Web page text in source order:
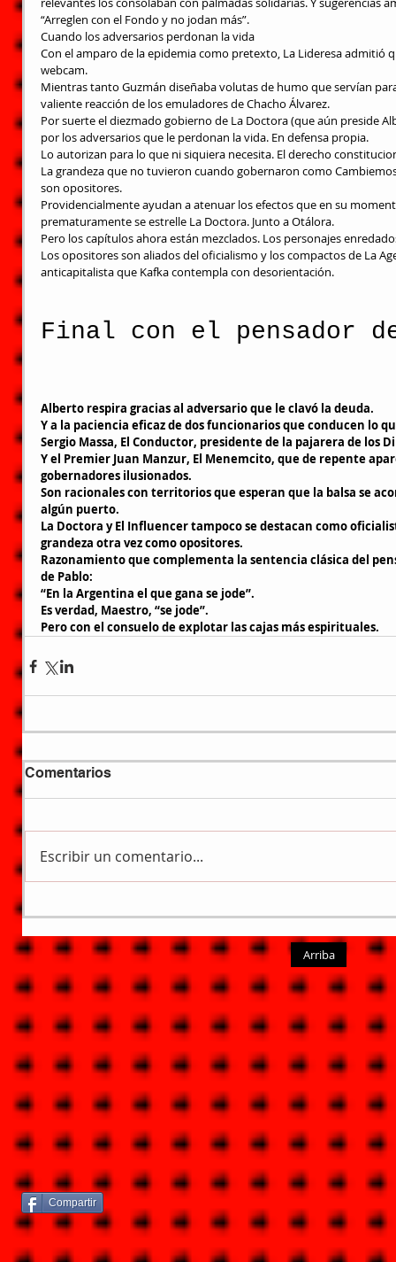
“Arreglen con el Fondo y no jodan más”.
Cuando los adversarios perdonan la vida
Con el amparo de la epidemia como pretexto, La Lideresa admitió
webcam.
Mientras tanto Guzmán diseñaba volutas de humo que servían
valiente reacción de los emuladores de Chacho Álvarez.
Por suerte el diezmado gobierno de La Doctora (que aún preside
por los adversarios que le perdonan la vida. En defensa propia.
Lo autorizan para lo que ni siquiera necesita. El derecho
La grandeza que no tuvieron cuando gobernaron como
son opositores.
Providencialmente ayudan a atenuar los efectos que en su
prematuramente se estrelle La Doctora. Junto a Otálora.
Pero los capítulos ahora están mezclados. Los personajes
Los opositores son aliados del oficialismo y los compactos de La
anticapitalista que Kafka contempla con desorientación.
Final con el pensador
Alberto respira gracias al adversario que le clavó la deuda.
Y a la paciencia eficaz de dos funcionarios que conducen lo
Sergio Massa, El Conductor, presidente de la pajarera de los
Y el Premier Juan Manzur, El Menemcito, que de repente
gobernadores ilusionados.
Son racionales con territorios que esperan que la balsa se
algún puerto.
La Doctora y El Influencer tampoco se destacan como
grandeza otra vez como opositores.
Razonamiento que complementa la sentencia clásica del
de Pablo:
“En la Argentina el que gana se jode”.
Es verdad, Maestro, “se jode”.
Pero con el consuelo de explotar las cajas más espirituales.
Comentarios
Escribir un comentario...
Arriba
Compartir